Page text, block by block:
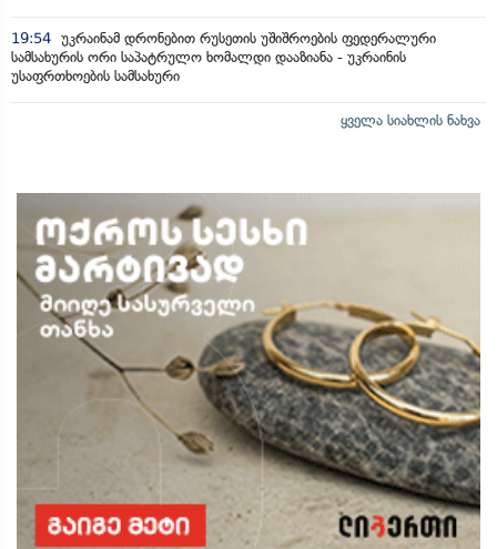
19:54 უკრაინამ დრონებით რუსეთის უშიშროების ფედერალური
სამსახურის ორი საპატრულო ხომალდი დააზიანა - უკრაინის
უსაფრთხოების სამსახური
ყველა სიახლის ნახვა